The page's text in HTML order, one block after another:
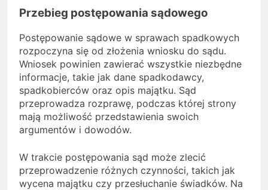
Przebieg postępowania sądowego
Postępowanie sądowe w sprawach spadkowych
rozpoczyna się od złożenia wniosku do sądu.
Wniosek powinien zawierać wszystkie niezbędne
informacje, takie jak dane spadkodawcy,
spadkobierców oraz opis majątku. Sąd
przeprowadza rozprawę, podczas której strony
mają możliwość przedstawienia swoich
argumentów i dowodów.
W trakcie postępowania sąd może zlecić
przeprowadzenie różnych czynności, takich jak
wycena majątku czy przesłuchanie świadków. Na